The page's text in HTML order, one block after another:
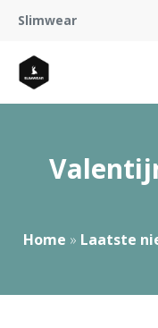
Slimwear
Home » Laatste